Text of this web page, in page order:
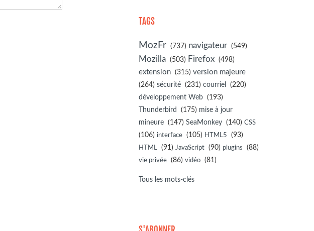
TAGS
MozFr (737) navigateur (549)
Mozilla (503) Firefox (498)
extension (315)version majeure
(264)sécurité (231)courriel
(220)
développement Web (193)
Thunderbird (175) mise à jour
mineure (147)SeaMonkey (140)CSS
(106)interface (105) HTML5 (93)
HTML (91) JavaScript (90) plugins (88)
vie privée (86)vidéo (81)
Tous les mots-clés